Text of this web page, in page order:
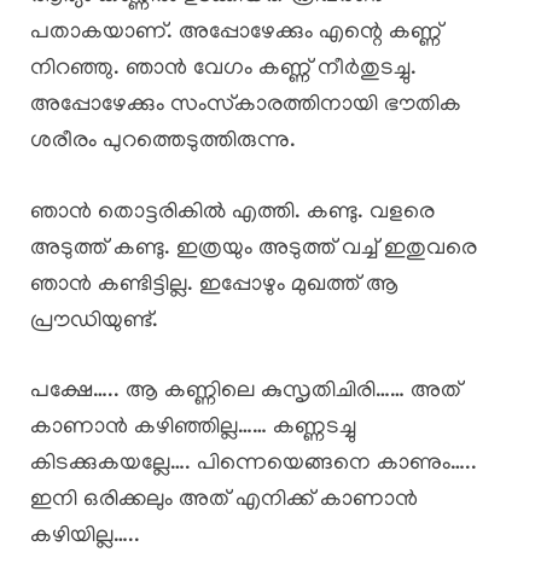
പതാകയാണ്. അപ്പോഴേക്കും എന്റെ കണ്ണ്
നിറഞ്ഞു. ഞാൻ വേഗം കണ്ണ് നീർതുടച്ചു.
അപ്പോഴേക്കും സംസ്‌കാരത്തിനായി ഭൗതിക
ശരീരം പുറത്തെടുത്തിരുന്നു.
ഞാൻ തൊട്ടരികിൽ എത്തി. കണ്ടു. വളരെ
അടുത്ത് കണ്ടു. ഇത്രയും അടുത്ത് വച്ച് ഇതുവരെ
ഞാൻ കണ്ടിട്ടില്ല. ഇപ്പോഴും മുഖത്ത് ആ
പ്രൗഡിയുണ്ട്.
പക്ഷേ….. ആ കണ്ണിലെ കുസൃതിചിരി…… അത്‌
കാണാൻ കഴിഞ്ഞില്ല…… കണ്ണടച്ചു
കിടക്കുകയല്ലേ…. പിന്നെയെങ്ങനെ കാണും…..
ഇനി ഒരിക്കലും അത്‌ എനിക്ക് കാണാൻ
കഴിയില്ല…..